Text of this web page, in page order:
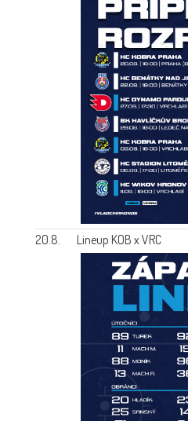
20.8. Lineup KOB x VRC